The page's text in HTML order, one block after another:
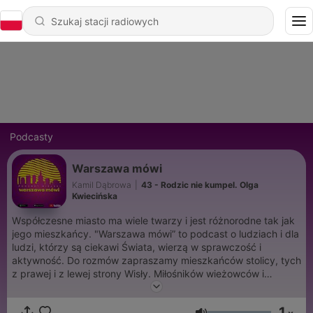
Podcasty
Warszawa mówi
Kamil Dąbrowa
43 - Rodzic nie kumpel. Olga
Kwiecińska
Współczesne miasto ma wiele twarzy i jest różnorodne tak jak
jego mieszkańcy. "Warszawa mówi” to podcast o ludziach i dla
ludzi, którzy są ciekawi Świata, wierzą w sprawczość i
aktywność. Do rozmów zapraszamy mieszkańców stolicy, tych
z prawej i z lewej strony Wisły. Miłośników wieżowców i
domków w lesie, cyklistów i artystów. Znajdziesz tu zawsze